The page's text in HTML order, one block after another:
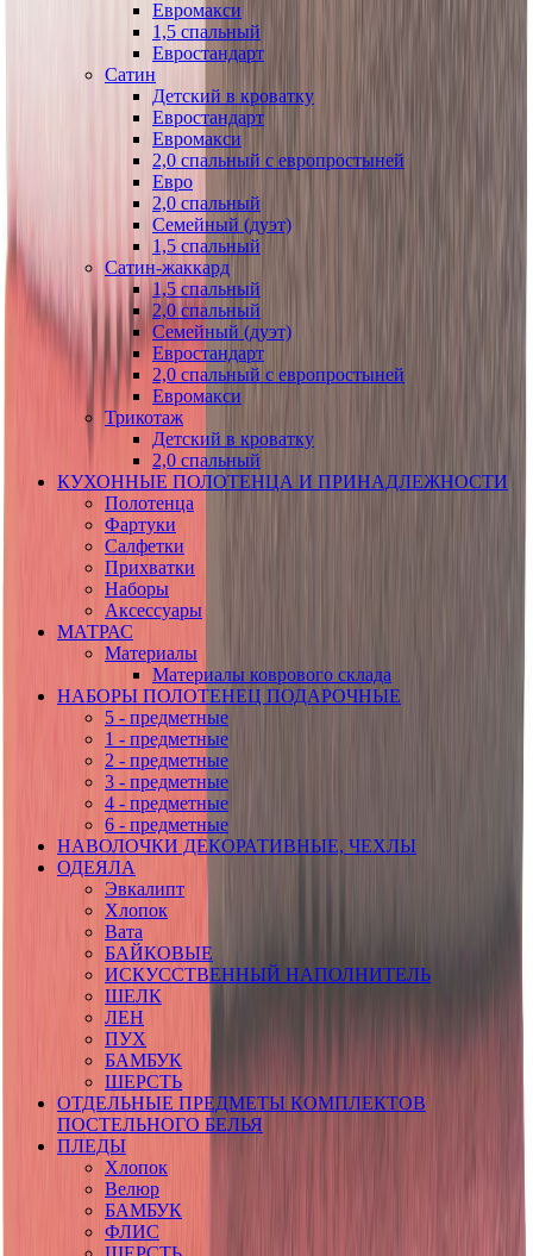
Евромакси
1,5 спальный
Евростандарт
Сатин
Детский в кроватку
Евростандарт
Евромакси
2,0 спальный с европростыней
Евро
2,0 спальный
Семейный (дуэт)
1,5 спальный
Сатин-жаккард
1,5 спальный
2,0 спальный
Семейный (дуэт)
Евростандарт
2,0 спальный с европростыней
Евромакси
Трикотаж
Детский в кроватку
2,0 спальный
КУХОННЫЕ ПОЛОТЕНЦА И ПРИНАДЛЕЖНОСТИ
Полотенца
Фартуки
Салфетки
Прихватки
Наборы
Аксессуары
МАТРАС
Материалы
Материалы коврового склада
НАБОРЫ ПОЛОТЕНЕЦ ПОДАРОЧНЫЕ
5 - предметные
1 - предметные
2 - предметные
3 - предметные
4 - предметные
6 - предметные
НАВОЛОЧКИ ДЕКОРАТИВНЫЕ, ЧЕХЛЫ
ОДЕЯЛА
Эвкалипт
Хлопок
Вата
БАЙКОВЫЕ
ИСКУССТВЕННЫЙ НАПОЛНИТЕЛЬ
ШЕЛК
ЛЕН
ПУХ
БАМБУК
ШЕРСТЬ
ОТДЕЛЬНЫЕ ПРЕДМЕТЫ КОМПЛЕКТОВ
ПОСТЕЛЬНОГО БЕЛЬЯ
ПЛЕДЫ
Хлопок
Велюр
БАМБУК
ФЛИС